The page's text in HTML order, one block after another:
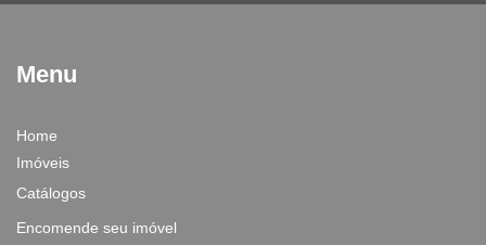
Menu
Home
Imóveis
Catálogos
Encomende seu imóvel